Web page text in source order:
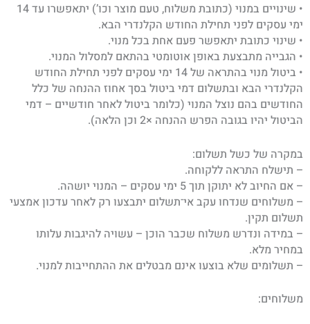
• שינויים במנוי (כתובת משלוח, טעם מוצר וכו’) יתאפשרו עד 14
ימי עסקים לפני תחילת החודש הקלנדרי הבא.
• שינוי כתובת יתאפשר פעם אחת בכל מנוי.
• הגבייה מתבצעת באופן אוטומטי בהתאם למסלול המנוי.
• ביטול מנוי בהתראה של 14 ימי עסקים לפני תחילת החודש
הקלנדרי הבא ובתשלום דמי ביטול בסך אחוז ההנחה של כלל
החודשים בהם נוצל המנוי (כלומר ביטול לאחר חודשיים – דמי
הביטול יהיו בגובה הפרש ההנחה ×2 וכן הלאה).
במקרה של כשל תשלום:
– תישלח התראה ללקוחה.
– אם החיוב לא יתוקן תוך 5 ימי עסקים – המנוי יושהה.
– משלוחים שנדחו עקב אי־תשלום יתבצעו רק לאחר עדכון אמצעי
תשלום תקין.
– במידה ונדרש משלוח שכבר הוכן – עשויה להיגבות עלותו
במחיר מלא.
– תשלומים שלא בוצעו אינם מבטלים את ההתחייבות למנוי.
משלוחים: